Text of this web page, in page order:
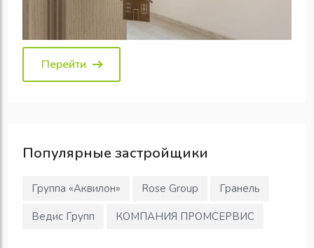
Перейти
Популярные застройщики
Группа «Аквилон» Rose Group
Гранель
Ведис Групп
КОМПАНИЯ ПРОМСЕРВИС